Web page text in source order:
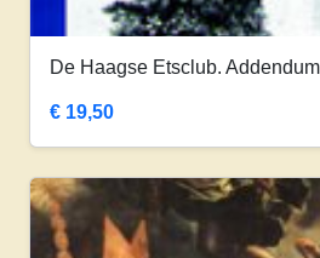
De Haagse Etsclub. Addendum
€ 19,50